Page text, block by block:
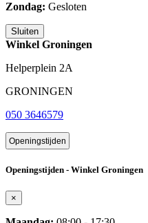
Zondag: Gesloten
Sluiten
Winkel Groningen
Helperplein 2A
GRONINGEN
050 3646579
Openingstijden
Openingstijden - Winkel Groningen
×